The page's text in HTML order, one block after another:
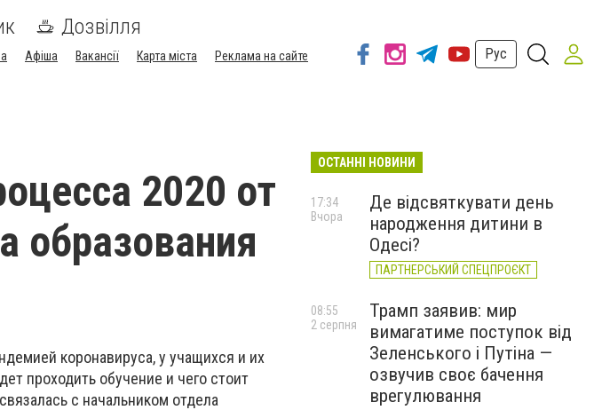
Дозвілля
Афіша Вакансії Карта міста
Реклама на сайте
Рус
2020 от
образования
коронавируса, у учащихся и их
проходить обучение и чего стоит
связалась с начальником отдела
ОСТАННІ НОВИНИ
Де відсвяткувати день
народження дитини в
Одесі?
ПАРТНЕРСЬКИЙ СПЕЦПРОЄКТ
17:34
Вчора
Трамп заявив: мир
вимагатиме поступок від
Зеленського і Путіна —
озвучив своє бачення
врегулювання
08:55
2 серпня